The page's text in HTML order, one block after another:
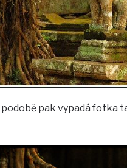
pak vypadá fotka